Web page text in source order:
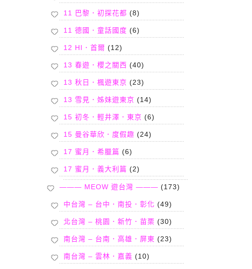
11 巴黎．初探花都 (8)
11 德國．童話國度 (6)
12 HI．首爾 (12)
13 春遊．櫻之關西 (40)
13 秋日．楓遊東京 (23)
13 雪見．姊妹遊東京 (14)
15 初冬．輕井澤．東京 (6)
15 曼谷華欣．度假趣 (24)
17 蜜月．希臘篇 (6)
17 蜜月．義大利篇 (2)
——— MEOW 遊台灣 ——— (173)
中台灣 – 台中．南投．彰化 (49)
北台灣 – 桃園．新竹．苗栗 (30)
南台灣 – 台南．高雄．屏東 (23)
南台灣 – 雲林．嘉義 (10)